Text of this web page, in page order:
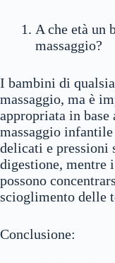
A che età un
massaggio?
I bambini di
massaggio, ma è
appropriata in
massaggio
delicati e pressioni
digestione, mentre
possono
scioglimento delle
Conclusione: